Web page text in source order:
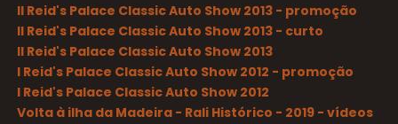
II Reid's Palace Classic Auto Show 2013 - promoção
II Reid's Palace Classic Auto Show 2013 - curto
II Reid's Palace Classic Auto Show 2013
I Reid's Palace Classic Auto Show 2012 - promoção
I Reid's Palace Classic Auto Show 2012
Volta à ilha da Madeira - Rali Histórico - 2019 - vídeos